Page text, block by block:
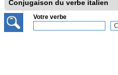
Conjugaison du verbe italien
Votre verbe